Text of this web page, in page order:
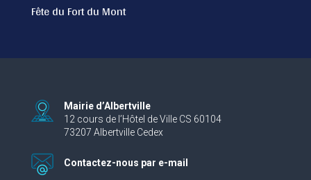
Fête du Fort du Mont
Mairie d’Albertville
12 cours de l’Hôtel de Ville CS 60104
73207 Albertville Cedex
Contactez-nous par e-mail